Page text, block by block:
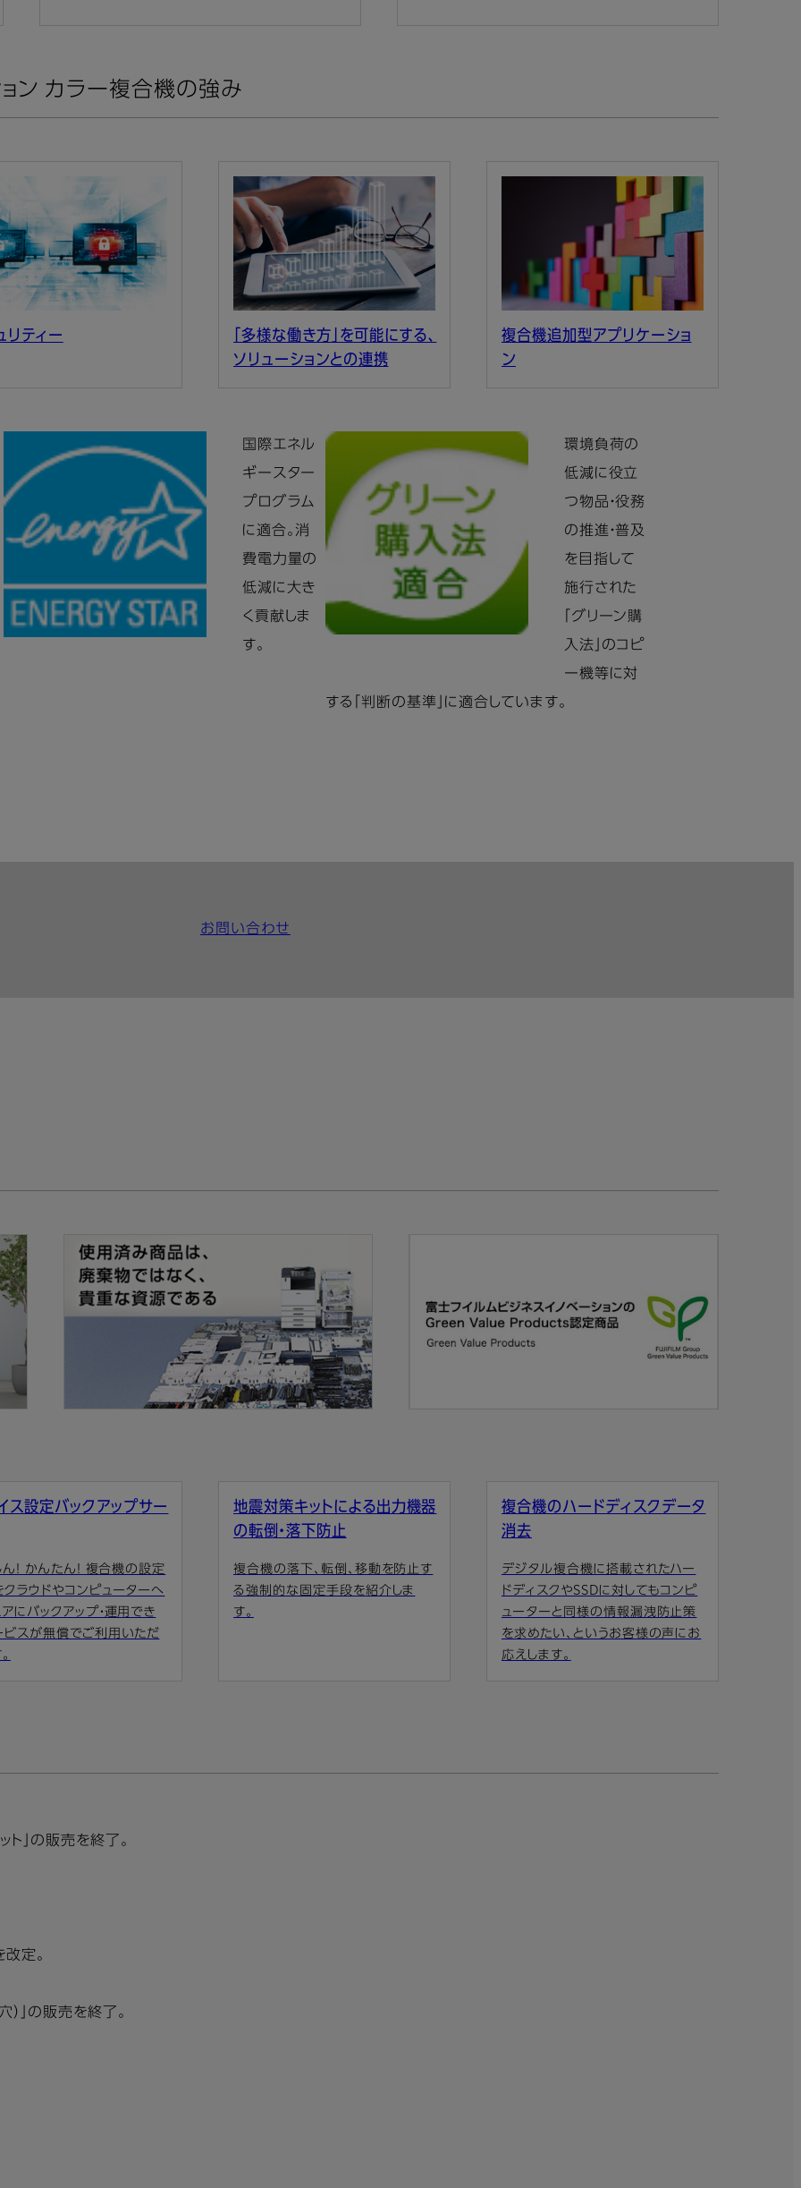
ン カラー複合機の強み
リティー
「多様な働き方」を可能にする、
ソリューションとの連携
複合機追加型アプリケーショ
ン
国際エネル
ギースター
プログラム
に適合。消
費電力量の
低減に大き
く貢献しま
す。
環境負荷の
低減に役立
つ物品・役務
の推進・普及
を目指して
施行された
「グリーン購
入法」のコピ
ー機等に対
する「判断の基準」に適合しています。
お問い合わせ
ス設定バックアップサー
！ かんたん！ 複合機の設定
ラウドやコンピューターへ
にバックアップ・運用でき
ビスが無償でご利用いただ
地震対策キットによる出力機器
の転倒・落下防止
複合機の落下、転倒、移動を防止す
る強制的な固定手段を紹介しま
す。
複合機のハードディスクデータ
消去
デジタル複合機に搭載されたハー
ドディスクやSSDに対してもコンピ
ューターと同様の情報漏洩防止策
を求めたい、というお客様の声にお
応えします。
ト」の販売を終了。
定。
」の販売を終了。